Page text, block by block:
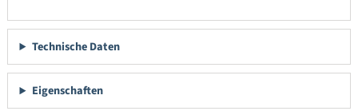
Technische Daten
Eigenschaften